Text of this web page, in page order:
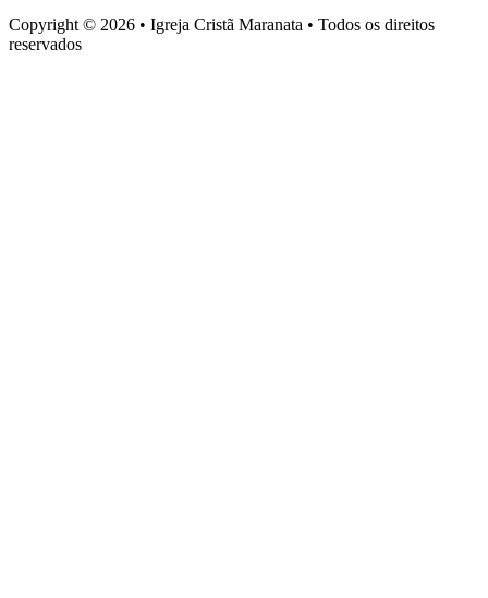
Copyright © 2026 • Igreja Cristã Maranata • Todos os direitos
reservados